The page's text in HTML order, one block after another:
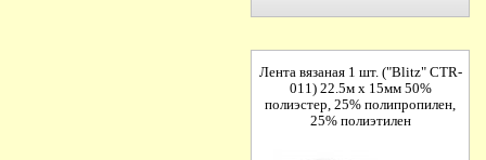
Лента вязаная 1 шт. ("Blitz" CTR-
011) 22.5м х 15мм 50%
полиэстер, 25% полипропилен,
25% полиэтилен